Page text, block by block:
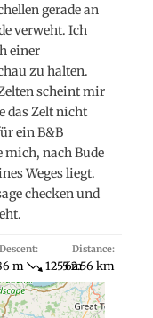
gerade an
verweht. Ich
einer
zu halten.
scheint mir
das Zelt nicht
ein B&B
mich, nach Bude
Weges liegt.
checken und
m 1255 m
Distance:
62.56 km